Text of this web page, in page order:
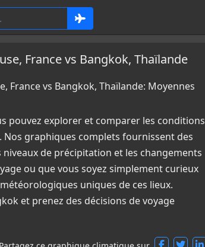
France vs Bangkok, Thaïlande
France vs Bangkok, Thaïlande: Moyennes
pouvez explorer et comparer les conditions
Nos graphiques complets fournissent des
de précipitation et les changements
ou que vous soyez simplement curieux
uniques de ces lieux.
et prenez des décisions de voyage